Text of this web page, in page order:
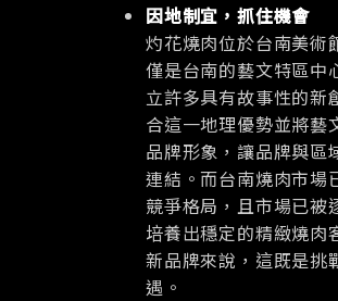
因地制宜，抓住機會
灼花燒肉位於台南美術
僅是台南的藝文特區中
立許多具有故事性的新
合這一地理優勢並將藝
品牌形象，讓品牌與區
連結。而台南燒肉市場
競爭格局，且市場已被
培養出穩定的精緻燒肉
新品牌來說，這既是挑
遇。